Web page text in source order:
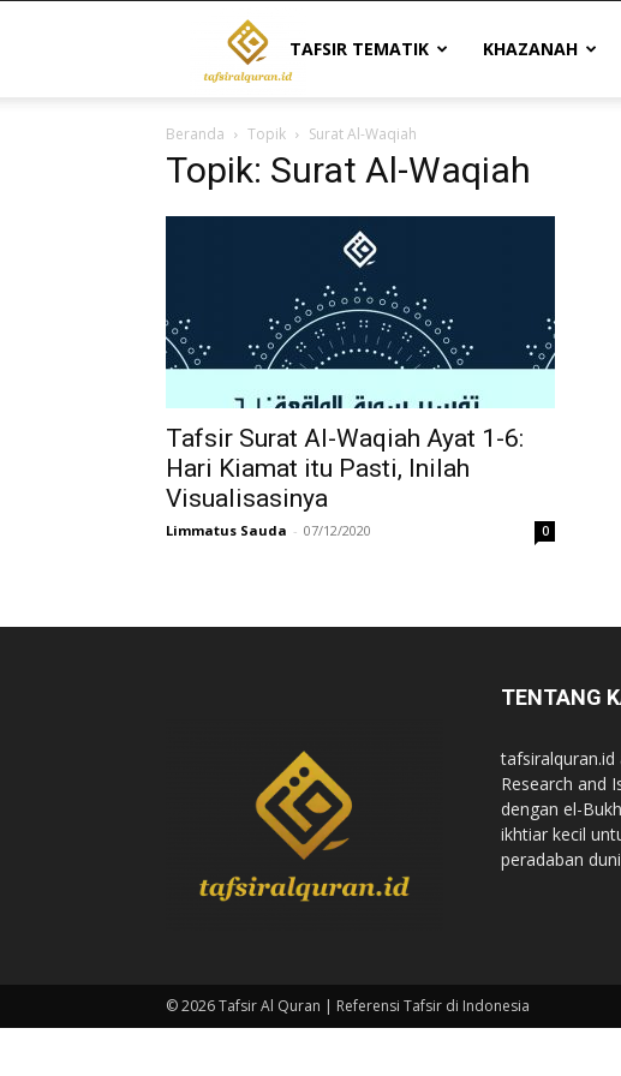
Tafsir
Al
Quran
|
Referensi
Tafsir
di
TAFSIR TEMATIK KHAZANAH
Beranda Topik Surat Al-Waqiah
Topik: Surat Al-Waqiah
Tafsir Surat Al-Waqiah Ayat 1-6:
Hari Kiamat itu Pasti, Inilah
Visualisasinya
Limmatus Sauda - 07/12/2020 0
TENTANG
Research and
dengan el-
ikhtiar kecil
peradaban
© 2026 Tafsir Al Quran | Referensi Tafsir di Indonesia